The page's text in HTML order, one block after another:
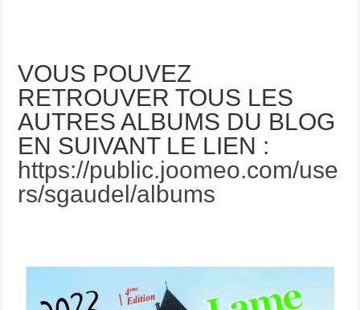
VOUS POUVEZ
RETROUVER TOUS LES
AUTRES ALBUMS DU BLOG
EN SUIVANT LE LIEN :
https://public.joomeo.com/use
rs/sgaudel/albums